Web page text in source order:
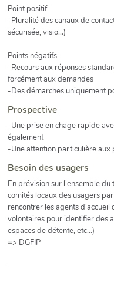
Point positif
-Pluralité des canaux de
sécurisée, visio...)
Points négatifs
-Recours aux réponses
forcément aux demandes
-Des démarches uniquement
Prospective
-Une prise en chage rapide
également
-Une attention particulière aux
Besoin des usagers
En prévision sur l'ensemble
comités locaux des usagers
rencontrer les agents
volontaires pour identifier des
espaces de détente, etc...)
=> DGFIP